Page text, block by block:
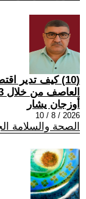
(10) كيف تدير
العاصف من خلال 13 فكرة في عصر الخوارزميات؟
أوزجان يشار
2026 / 8 / 10
الصحة والسلامة